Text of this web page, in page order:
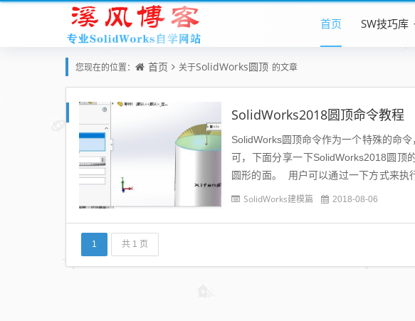
首页 SW技巧库
您现在的位置： 首页 关于SolidWorks圆顶 的文章
SolidWorks2018圆顶命令教程
SolidWorks圆顶命令作为一个特殊的命
可，下面分享一下SolidWorks2018圆顶
圆形的面。 用户可以通过一下方式来执
在菜单栏执行插入-特...
SolidWorks建模篇 2018-08-06
1 共 1 页